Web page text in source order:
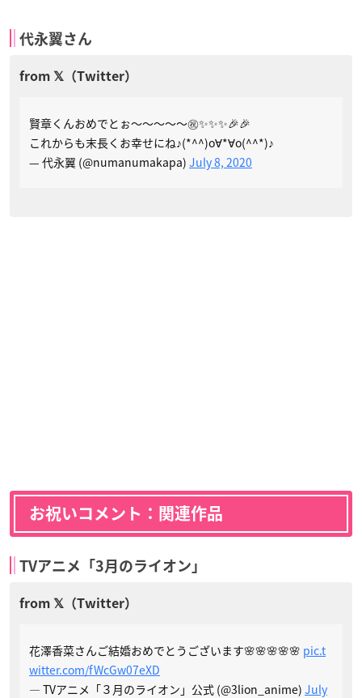
代永翼さん
賢章くんおめでとぉ〜〜〜〜〜㊗️✨✨✨🎉🎉
これからも末長くお幸せにね♪(*^^)o∀*∀o(^^*)♪
— 代永翼 (@numanumakapa) July 8, 2020
お祝いコメント：関連作品
TVアニメ「3月のライオン」
花澤香菜さんご結婚おめでとうございます🌸🌸🌸🌸🌸 pic.t
witter.com/fWcGw07eXD
— TVアニメ「３月のライオン」公式 (@3lion_anime) July